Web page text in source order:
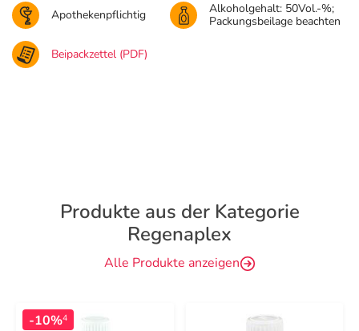
Apothekenpflichtig
Alkoholgehalt: 50Vol.-%;
Packungsbeilage beachten
Beipackzettel (PDF)
Produkte aus der Kategorie
Regenaplex
Alle Produkte anzeigen
-10%4